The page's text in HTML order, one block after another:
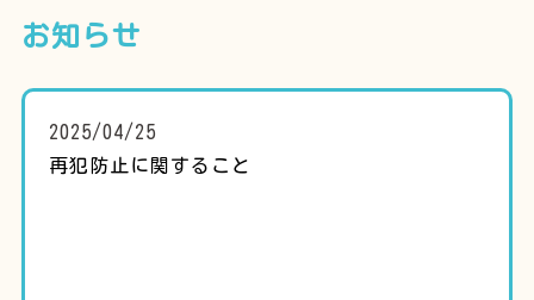
お知らせ
2025/04/25
再犯防止に関すること